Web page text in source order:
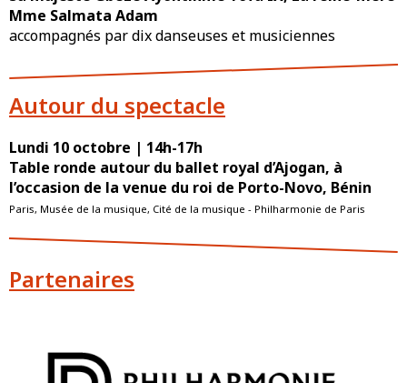
Mme Salmata Adam
accompagnés par dix danseuses et musiciennes
Autour du spectacle
Lundi 10 octobre | 14h-17h
Table ronde autour du ballet royal d’Ajogan, à
l’occasion de la venue du roi de Porto-Novo, Bénin
Paris, Musée de la musique, Cité de la musique - Philharmonie de Paris
Partenaires